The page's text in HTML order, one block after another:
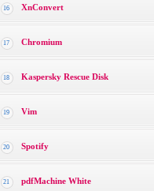
16 XnConvert
17 Chromium
18 Kaspersky Rescue Disk
19 Vim
20 Spotify
21 pdfMachine White